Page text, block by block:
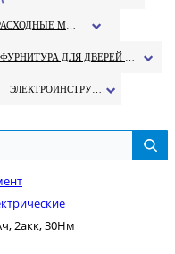
2акк, 30Нм